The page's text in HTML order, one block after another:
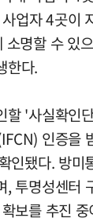
업자 4곳이
명할 수 있
한다.
할 '사실확인
인증을
인됐다. 방미
, 투명성센터
보를 추진